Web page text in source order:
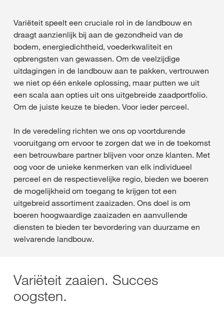
Variëteit speelt een cruciale rol in de landbouw en
draagt aanzienlijk bij aan de gezondheid van de
bodem, energiedichtheid, voederkwaliteit en
opbrengsten van gewassen. Om de veelzijdige
uitdagingen in de landbouw aan te pakken, vertrouwen
we niet op één enkele oplossing, maar putten we uit
een scala aan opties uit ons uitgebreide zaadportfolio.
Om de juiste keuze te bieden. Voor ieder perceel.
In de veredeling richten we ons op voortdurende
vooruitgang om ervoor te zorgen dat we in de toekomst
een betrouwbare partner blijven voor onze klanten. Met
oog voor de unieke kenmerken van elk individueel
perceel en de respectievelijke regio, bieden we boeren
de mogelijkheid om toegang te krijgen tot een
uitgebreid assortiment zaaizaden. Ons doel is om
boeren hoogwaardige zaaizaden en aanvullende
diensten te bieden ter bevordering van duurzame en
welvarende landbouw.
Variëteit zaaien. Succes
oogsten.